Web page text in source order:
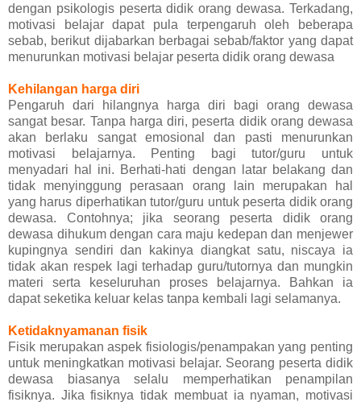
dengan psikologis peserta didik orang dewasa. Terkadang,
motivasi belajar dapat pula terpengaruh oleh beberapa
sebab, berikut dijabarkan berbagai sebab/faktor yang dapat
menurunkan motivasi belajar peserta didik orang dewasa
Kehilangan harga diri
Pengaruh dari hilangnya harga diri bagi orang dewasa
sangat besar. Tanpa harga diri, peserta didik orang dewasa
akan berlaku sangat emosional dan pasti menurunkan
motivasi belajarnya. Penting bagi tutor/guru untuk
menyadari hal ini. Berhati-hati dengan latar belakang dan
tidak menyinggung perasaan orang lain merupakan hal
yang harus diperhatikan tutor/guru untuk peserta didik orang
dewasa. Contohnya; jika seorang peserta didik orang
dewasa dihukum dengan cara maju kedepan dan menjewer
kupingnya sendiri dan kakinya diangkat satu, niscaya ia
tidak akan respek lagi terhadap guru/tutornya dan mungkin
materi serta keseluruhan proses belajarnya. Bahkan ia
dapat seketika keluar kelas tanpa kembali lagi selamanya.
Ketidaknyamanan fisik
Fisik merupakan aspek fisiologis/penampakan yang penting
untuk meningkatkan motivasi belajar. Seorang peserta didik
dewasa biasanya selalu memperhatikan penampilan
fisiknya. Jika fisiknya tidak membuat ia nyaman, motivasi